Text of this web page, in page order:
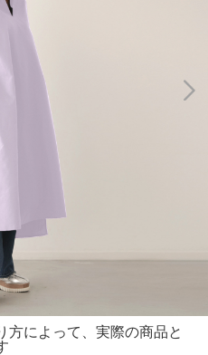
によって、実際の商品と